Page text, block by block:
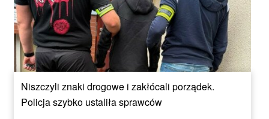
Niszczyli znaki drogowe i zakłócali porządek.
Policja szybko ustaliła sprawców